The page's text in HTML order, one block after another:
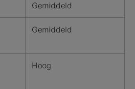
Gemiddeld
Gemiddeld
Hoog